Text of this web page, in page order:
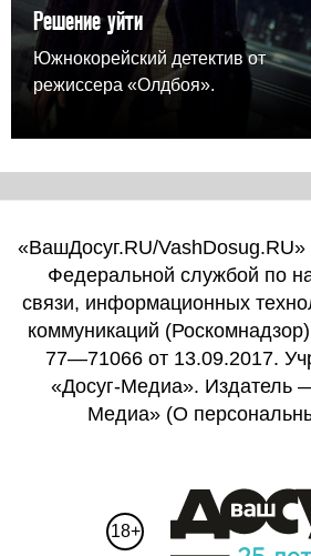
Решение уйти
Южнокорейский детектив от
режиссера «Олдбоя».
«ВашДосуг.RU/VashDosug.RU»
Федеральной службой по
связи, информационных
коммуникаций
77—71066 от 13.09.2017.
«Досуг-Медиа». Издатель
Медиа» (О
18+